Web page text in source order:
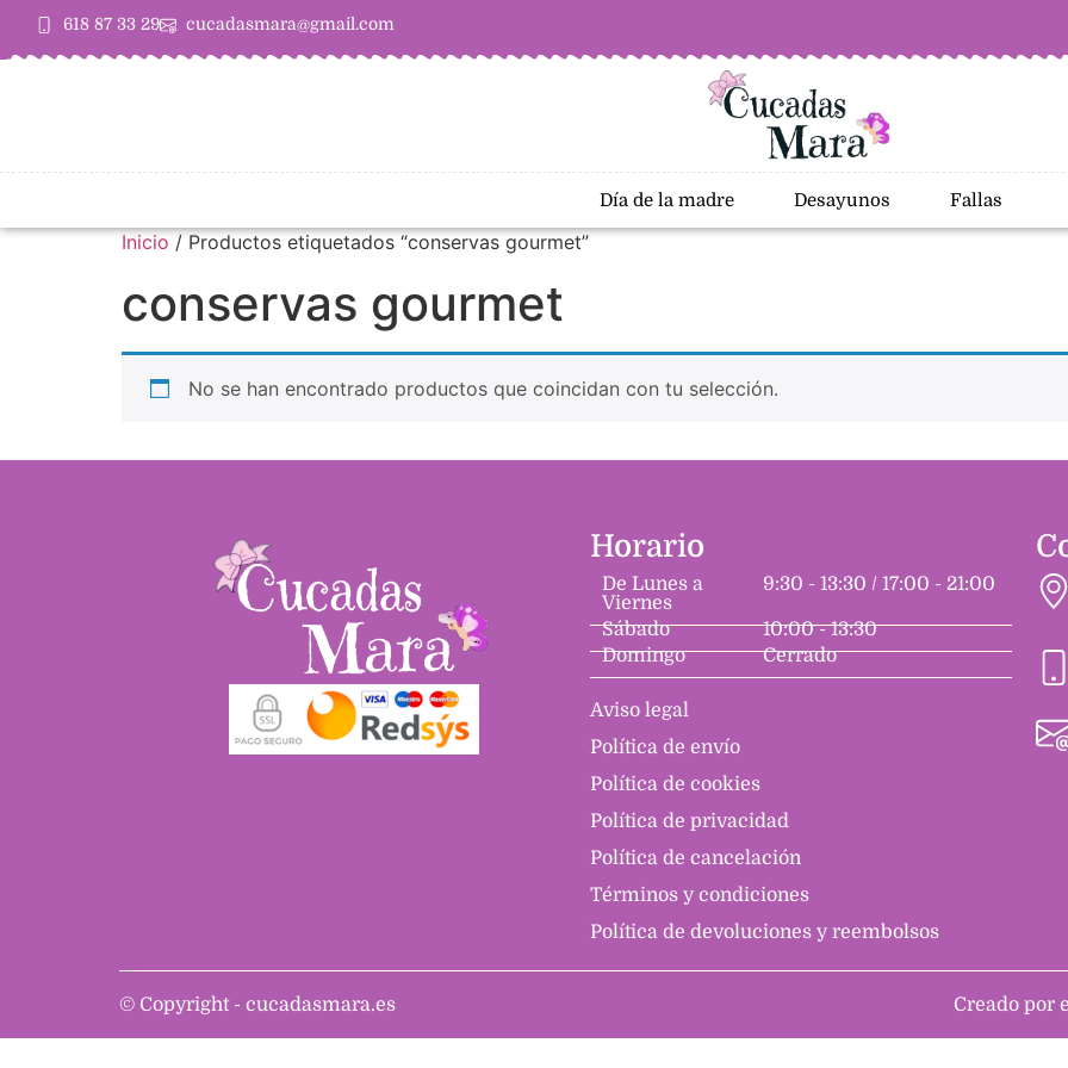
618 87 33 29 cucadasmara@gmail.com
Día de la madre Desayunos Fallas
Inicio / Productos etiquetados “conservas gourmet”
conservas gourmet
No se han encontrado productos que coincidan con tu selección.
Horario
De Lunes a
Viernes
9:30 - 13:30 / 17:00 - 21:00
Sábado
10:00 - 13:30
Domingo
Cerrado
Aviso legal
Política de envío
Política de cookies
Política de privacidad
Política de cancelación
Términos y condiciones
Política de devoluciones y reembolsos
© Copyright - cucadasmara.es Creado por